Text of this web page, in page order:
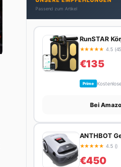
Promi-Welt aufspürt
Empfehlungen
beim Wandern in den
Freunden oder auf der
Espresso. Sein Motto:
Passend zum Artikel
RunSTAR
★★★★★ 4.5
€135
Prime
Bei
ANTHBOT
★★★★★ 4.5 ()
€450